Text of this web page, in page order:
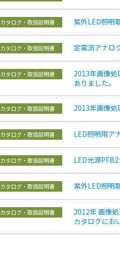
カタログ・取扱説明書 紫外LED照明
カタログ・取扱説明書 定電流アナロ
カタログ・取扱説明書
2013年画像
ありました。
カタログ・取扱説明書 2013年画像処
カタログ・取扱説明書 LED照明用ア
カタログ・取扱説明書 LED光源
カタログ・取扱説明書 紫外LED照明
カタログ・取扱説明書
2012年 画像
カタログにお